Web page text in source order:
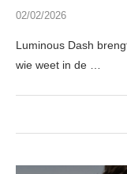
02/02/2026
Luminous Dash
wie weet in de …